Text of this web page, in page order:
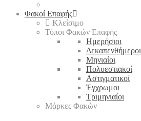
Φακοί Επαφής
Κλείσιμο
Τύποι Φακών Επαφής
Ημερήσιοι
Δεκαπενθήμεροι
Μηνιαίοι
Πολυεστιακοί
Αστιγματικοί
Έγχρωμοι
Τριμηνιαίοι
Μάρκες Φακών